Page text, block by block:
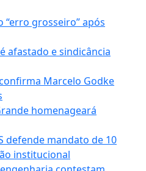
“erro grosseiro” após
afastado e sindicância
Marcelo Godke
homenageará
defende mandato de 10
institucional